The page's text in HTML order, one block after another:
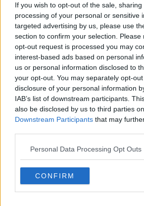
If you wish to opt-out of the sale,
processing of your personal or sensitive
targeted advertising by us, please use
section to confirm your selection.
opt-out request is processed you may
interest-based ads based on personal
us or personal information disclosed to
your opt-out. You may separately opt-
disclosure of your personal information
IAB’s list of downstream participants.
also be disclosed by us to third parties
Downstream Participants that may
Personal Data Processing Opt Outs
CONFIRM
FIRENZE —Graveincidentein via Baccio
all’altezza del distributore di benzina. Due
sbalzati dalla moto alla quale erano in sella
con una macchina.
Entrambi sono stati soccorsi daisanitari
sul posto insieme ai carabinieri e alla polizia
occupati dei rilievi.